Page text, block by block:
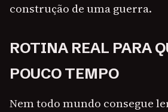
construção de uma guerra.
ROTINA REAL PARA
POUCO TEMPO
Nem todo mundo consegue